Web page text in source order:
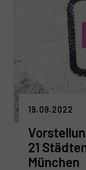
19.09.2022
21
München